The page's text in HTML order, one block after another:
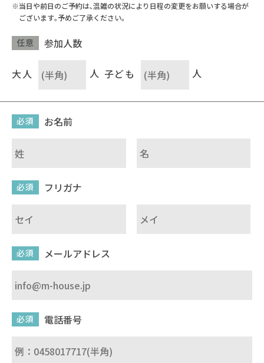
当日や前日のご予約は､混雑の状況により日程の変更をお願いする場合が
ございます｡予めご了承ください｡
参加人数
任意
大人 人 子ども 人
お名前
必須
フリガナ
必須
メールアドレス
必須
電話番号
必須